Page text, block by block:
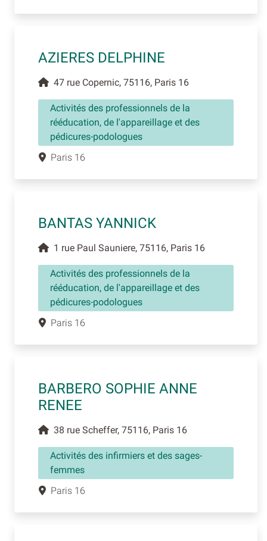
AZIERES DELPHINE
47 rue Copernic, 75116, Paris 16
Activités des professionnels de la
rééducation, de l'appareillage et des
pédicures-podologues
Paris 16
BANTAS YANNICK
1 rue Paul Sauniere, 75116, Paris 16
Activités des professionnels de la
rééducation, de l'appareillage et des
pédicures-podologues
Paris 16
BARBERO SOPHIE ANNE
RENEE
38 rue Scheffer, 75116, Paris 16
Activités des infirmiers et des sages-
femmes
Paris 16